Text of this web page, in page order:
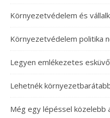
Környezetvédelem és
Környezetvédelem politika
Legyen emlékezetes
Lehetnék
Még egy lépéssel